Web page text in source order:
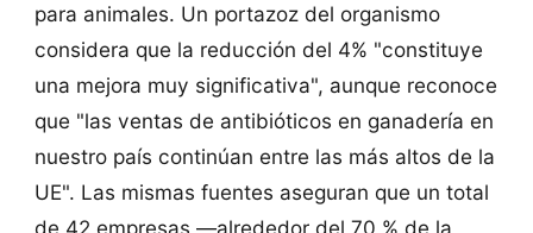
para animales. Un portazoz del organismo
considera que la reducción del 4% "constituye
una mejora muy significativa", aunque reconoce
que "las ventas de antibióticos en ganadería en
nuestro país continúan entre las más altos de la
UE". Las mismas fuentes aseguran que un total